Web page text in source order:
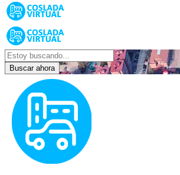
Buscar ahora